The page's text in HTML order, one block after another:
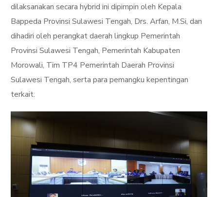
dilaksanakan secara hybrid ini dipimpin oleh Kepala
Bappeda Provinsi Sulawesi Tengah, Drs. Arfan, M.Si, dan
dihadiri oleh perangkat daerah lingkup Pemerintah
Provinsi Sulawesi Tengah, Pemerintah Kabupaten
Morowali, Tim TP4 Pemerintah Daerah Provinsi
Sulawesi Tengah, serta para pemangku kepentingan
terkait.